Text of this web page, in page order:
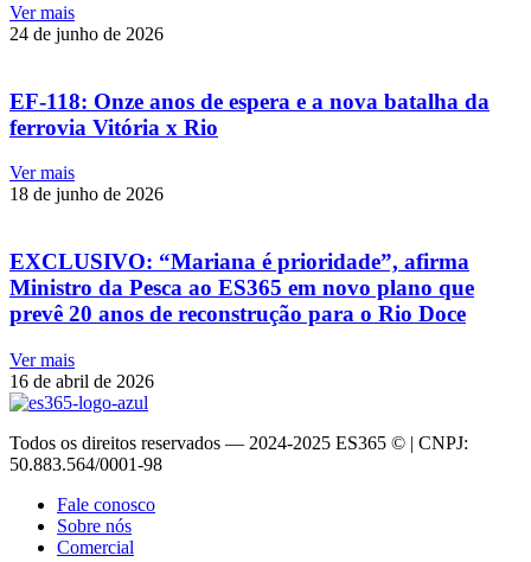
Ver mais
24 de junho de 2026
EF-118: Onze anos de espera e a nova batalha da
ferrovia Vitória x Rio
Ver mais
18 de junho de 2026
EXCLUSIVO: “Mariana é prioridade”, afirma
Ministro da Pesca ao ES365 em novo plano que
prevê 20 anos de reconstrução para o Rio Doce
Ver mais
16 de abril de 2026
Todos os direitos reservados — 2024-2025 ES365 © | CNPJ:
50.883.564/0001-98
Fale conosco
Sobre nós
Comercial